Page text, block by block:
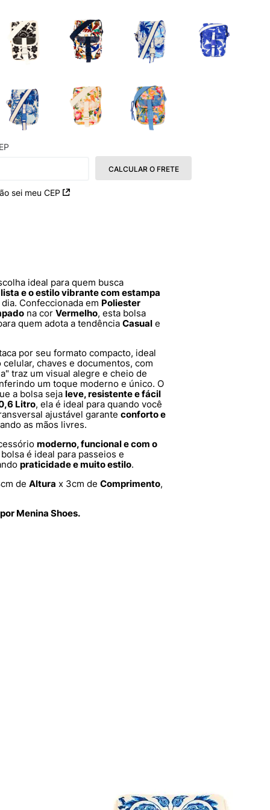
sei meu CEP
CALCULAR O FRETE
ideal para quem busca
e o estilo vibrante com estampa
Confeccionada em Poliester
na cor Vermelho, esta bolsa
quem adota a tendência Casual e
por seu formato compacto, ideal
chaves e documentos, com
traz um visual alegre e cheio de
um toque moderno e único. O
a bolsa seja leve, resistente e fácil
Litro, ela é ideal para quando você
ajustável garante conforto e
as mãos livres.
moderno, funcional e com o
é ideal para passeios e
praticidade e muito estilo.
de Altura x 3cm de Comprimento,
Menina Shoes.